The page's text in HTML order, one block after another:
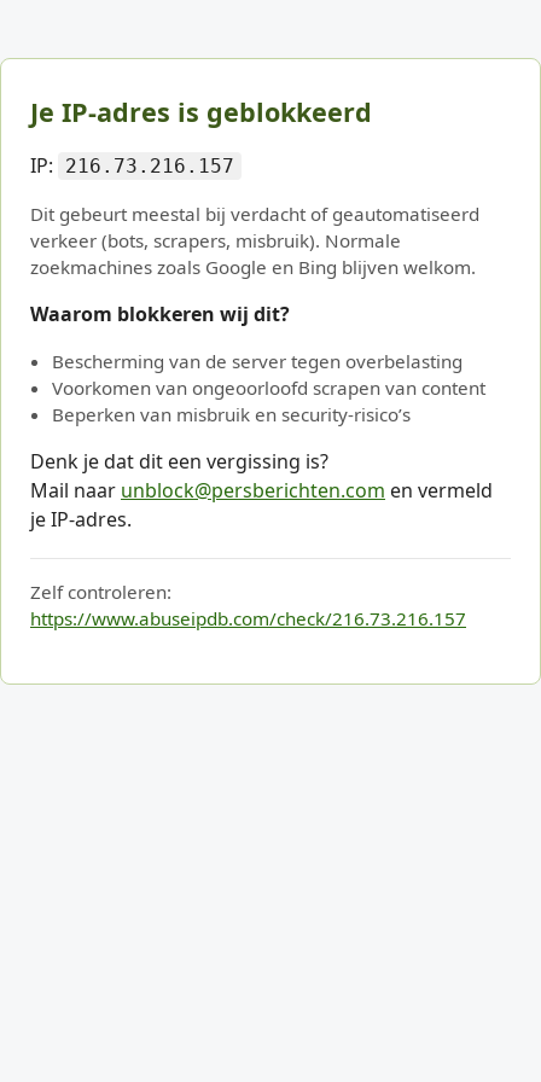
Je IP-adres is geblokkeerd
IP: 216.73.216.157
Dit gebeurt meestal bij verdacht of geautomatiseerd
verkeer (bots, scrapers, misbruik). Normale
zoekmachines zoals Google en Bing blijven welkom.
Waarom blokkeren wij dit?
Bescherming van de server tegen overbelasting
Voorkomen van ongeoorloofd scrapen van content
Beperken van misbruik en security-risico’s
Denk je dat dit een vergissing is?
Mail naar unblock@persberichten.com en vermeld
je IP-adres.
Zelf controleren:
https://www.abuseipdb.com/check/216.73.216.157